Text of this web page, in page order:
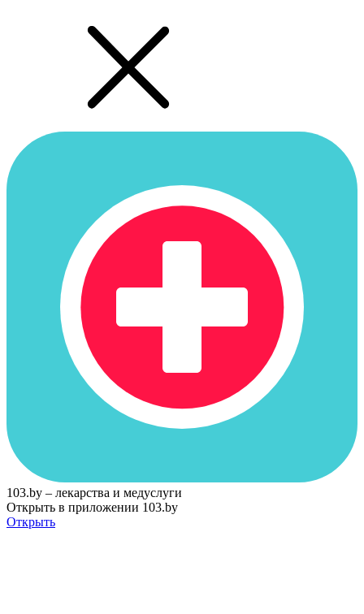
103.by – лекарства и медуслуги
Открыть в приложении 103.by
Открыть